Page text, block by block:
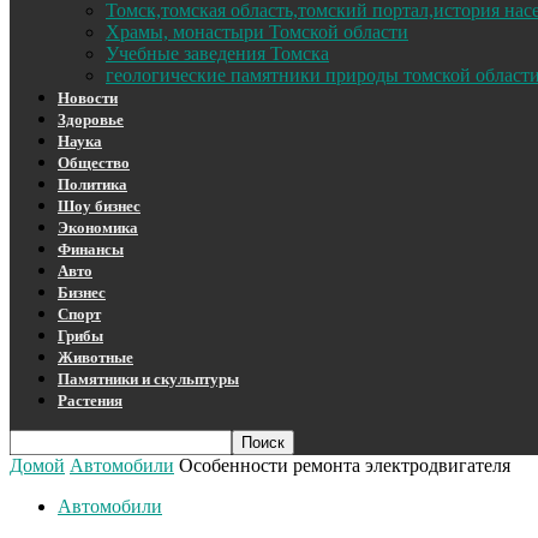
Томск,томская область,томский портал,история
Храмы, монастыри Томской области
Учебные заведения Томска
геологические памятники природы томской области
Новости
Здоровье
Наука
Общество
Политика
Шоу бизнес
Экономика
Финансы
Авто
Бизнес
Спорт
Грибы
Животные
Памятники и скульптуры
Растения
Домой Автомобили Особенности ремонта электродвигателя
Автомобили